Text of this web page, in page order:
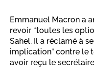
Emmanuel Macron a
revoir “toutes les
Sahel. Il a réclamé à
implication” contre le
avoir reçu le